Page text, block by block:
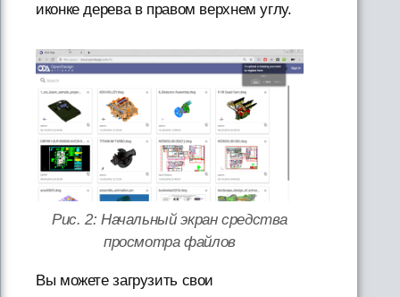
иконке дерева в правом верхнем углу.
Рис. 2: Начальный экран средства
просмотра файлов
Вы можете загрузить свои